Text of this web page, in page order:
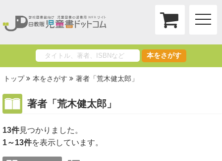
toggle
本をさがす
トップ 本をさがす 著者「荒木健太郎」
著者「荒木健太郎」
13件
1～13件を表示しています。